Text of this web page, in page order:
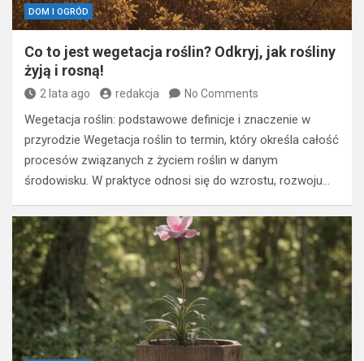
DOM I OGRÓD
Co to jest wegetacja roślin? Odkryj, jak rośliny
żyją i rosną!
2 lata ago redakcja No Comments
Wegetacja roślin: podstawowe definicje i znaczenie w
przyrodzie Wegetacja roślin to termin, który określa całość
procesów związanych z życiem roślin w danym
środowisku. W praktyce odnosi się do wzrostu, rozwoju…